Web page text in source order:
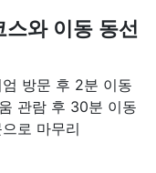
스와 이동 동선
방문 후 2분 이동
관람 후 30분 이동
로 마무리